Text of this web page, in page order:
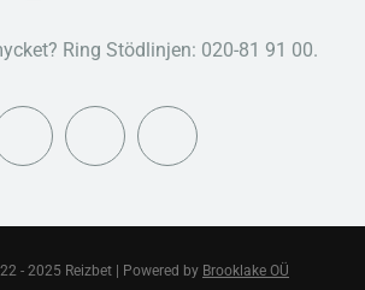
Ring Stödlinjen: 020-81 91 00.
- 2025 Reizbet | Powered by Brooklake OÜ